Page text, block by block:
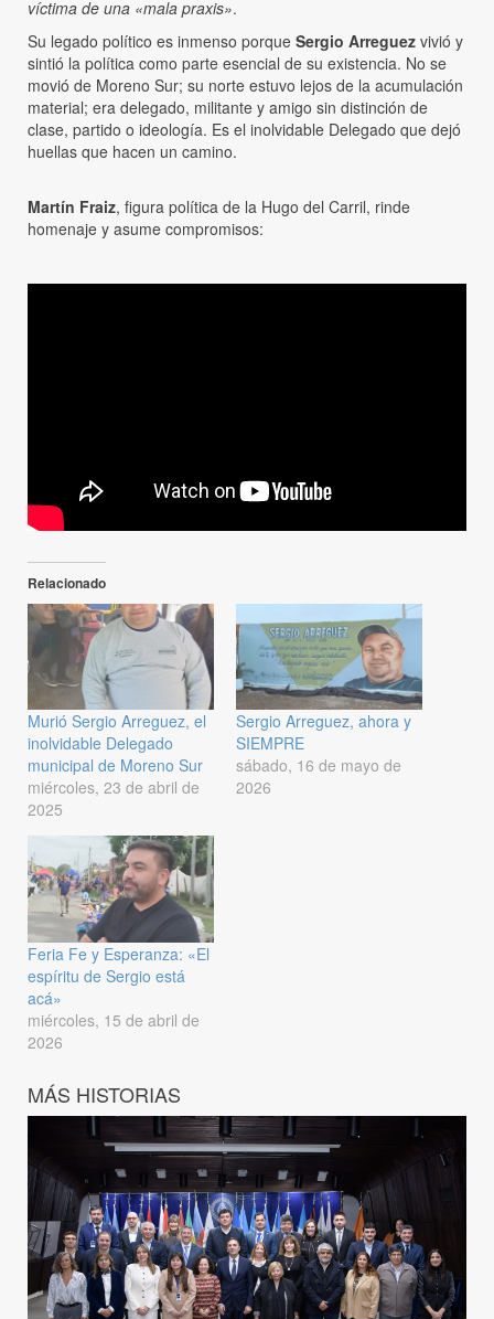
víctima de una «mala praxis».
Su legado político es inmenso porque Sergio Arreguez vivió y
sintió la política como parte esencial de su existencia. No se
movió de Moreno Sur; su norte estuvo lejos de la acumulación
material; era delegado, militante y amigo sin distinción de
clase, partido o ideología. Es el inolvidable Delegado que dejó
huellas que hacen un camino.
Martín Fraiz, figura política de la Hugo del Carril, rinde
homenaje y asume compromisos:
Relacionado
Murió Sergio Arreguez, el
inolvidable Delegado
municipal de Moreno Sur
miércoles, 23 de abril de
2025
Sergio Arreguez, ahora y
SIEMPRE
sábado, 16 de mayo de
2026
Feria Fe y Esperanza: «El
espíritu de Sergio está
acá»
miércoles, 15 de abril de
2026
MÁS HISTORIAS